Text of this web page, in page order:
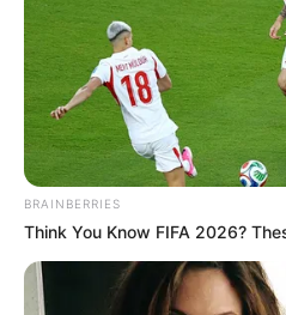
BRAINBERRIES
Think You Know FIFA 2026?